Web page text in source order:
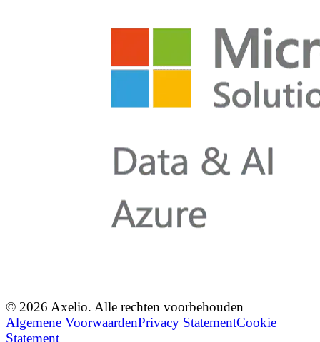
© 2026 Axelio. Alle rechten voorbehouden
Algemene VoorwaardenPrivacy StatementCookie
Statement